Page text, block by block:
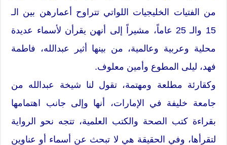
من الفتيات الخليجيات اللواتي تتراوح أعمارهن بين الـ
15 والـ 25 عاماً، مشيراً إلى أنهن يقرأن لأسماء عديدة
محلية وعربية وعالمية، من بينها أثير عبدالله، فاطمة
فهد، ليلى المطوع وأمين معلوف.
وكقارئة مطلعة ومهتمة، تقول لنا شيخة عبدالله من
جامعة خليفة في الإمارات، أنها وإلى جانب اهتمامها
بقراءة كتب الصحة والكتب العلمية، تتجه نحو الرواية
لتقرأها، وفي الحقيقة هي لا تبحث عن أسماء أو عناوين